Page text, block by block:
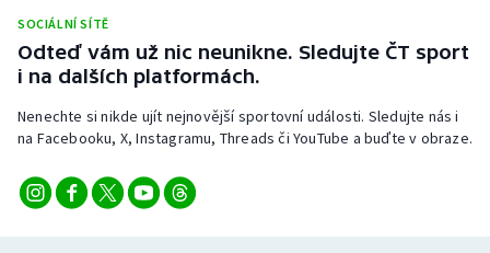
SOCIÁLNÍ SÍTĚ
Odteď vám už nic neunikne. Sledujte ČT sport
i na dalších platformách.
Nenechte si nikde ujít nejnovější sportovní události. Sledujte nás i
na Facebooku, X, Instagramu, Threads či YouTube a buďte v obraze.